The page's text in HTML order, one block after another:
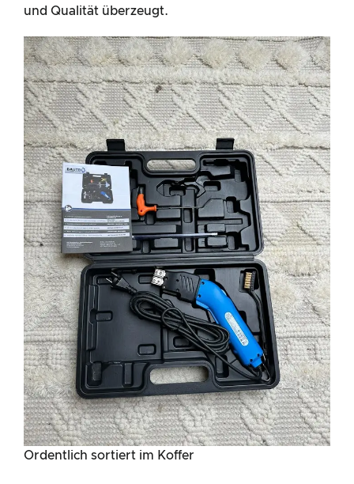
Ordentlich sortiert im Koffer
und Qualität überzeugt.